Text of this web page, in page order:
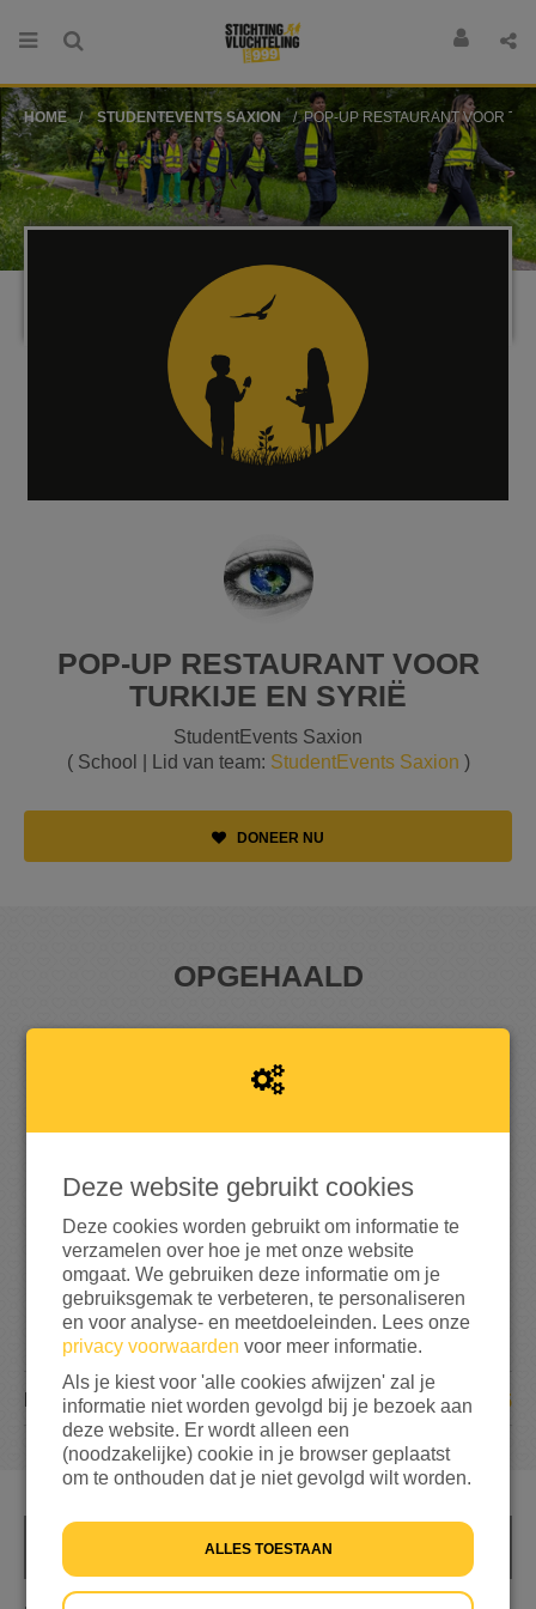
HOME STUDENTEVENTS SAXION POP-UP RESTAURANT VOOR TURKIJE EN SYRIË
POP-UP RESTAURANT VOOR
TURKIJE EN SYRIË
StudentEvents Saxion
( School | Lid van team: StudentEvents Saxion )
DONEER NU
OPGEHAALD
0
5
DONATIES
Deze website gebruikt cookies
Deze cookies worden gebruikt om informatie te
verzamelen over hoe je met onze website
omgaat. We gebruiken deze informatie om je
gebruiksgemak te verbeteren, te personaliseren
en voor analyse- en meetdoeleinden. Lees onze
privacy voorwaarden voor meer informatie.
Als je kiest voor 'alle cookies afwijzen' zal je
informatie niet worden gevolgd bij je bezoek aan
deze website. Er wordt alleen een
(noodzakelijke) cookie in je browser geplaatst
om te onthouden dat je niet gevolgd wilt worden.
ALLES TOESTAAN